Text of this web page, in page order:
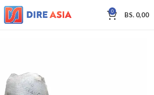
0 BS. 0,00